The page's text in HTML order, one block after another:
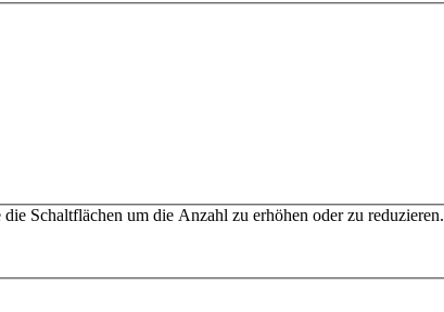
Schaltflächen um die Anzahl zu erhöhen oder zu reduzieren.